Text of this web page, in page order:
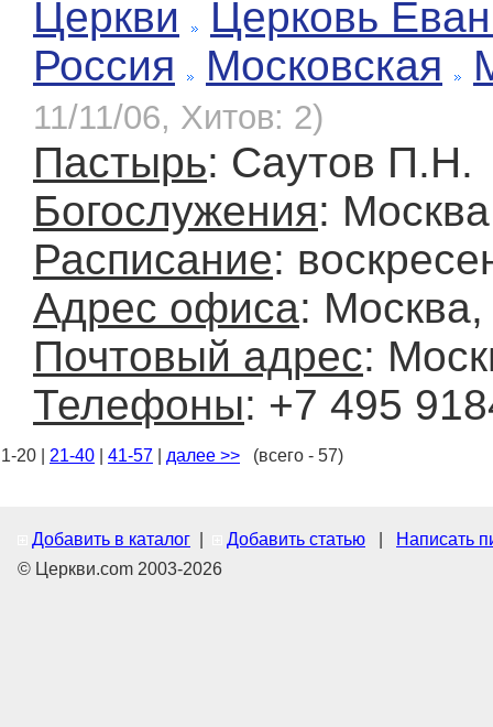
Церкви
Церковь
Россия
Московская
11/11/06, Хитов: 2)
Пастырь: Саутов П.Н.
Богослужения:
Расписание:
Адрес офиса:
Почтовый адрес:
Телефоны: +7 495
1-20 | 21-40 41-57 далее >> (всего - 57)
Добавить в каталог Добавить статью
Написать
© Церкви.com 2003-2026